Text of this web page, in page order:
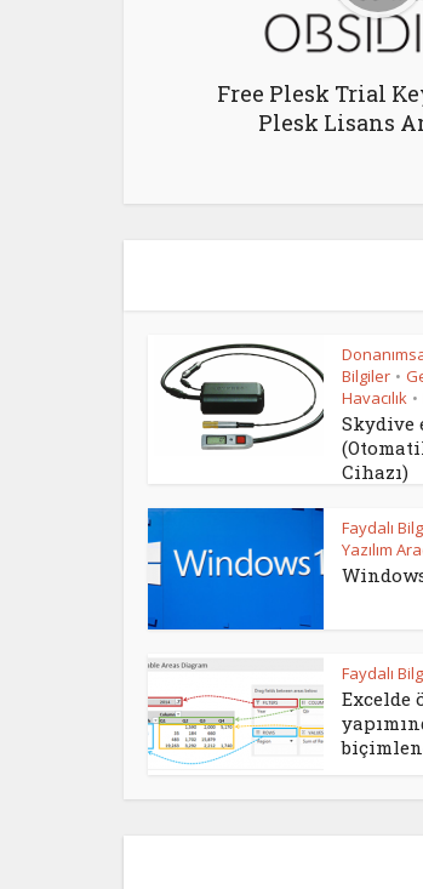
Free Plesk Trial
Plesk Lisans
Bilgiler •
Havacılık •
Skydive
Cihazı)
Faydalı
Yazılım
Faydalı
Excelde